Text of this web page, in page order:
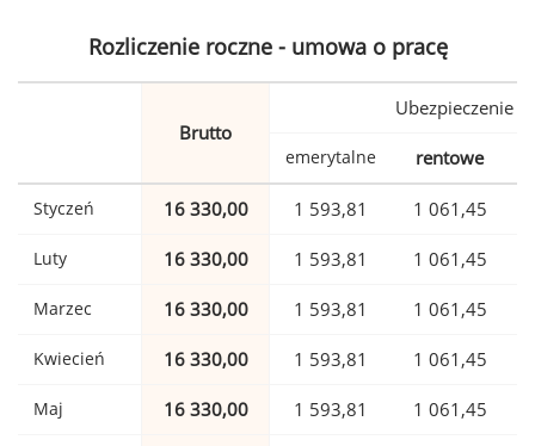
Rozliczenie roczne - umowa o pracę
Brutto
Ubezpieczenie
emerytalne rentowe
Styczeń 16 330,00 1 593,81 1 061,45
Luty 16 330,00 1 593,81 1 061,45
Marzec 16 330,00 1 593,81 1 061,45
Kwiecień 16 330,00 1 593,81 1 061,45
Maj 16 330,00 1 593,81 1 061,45